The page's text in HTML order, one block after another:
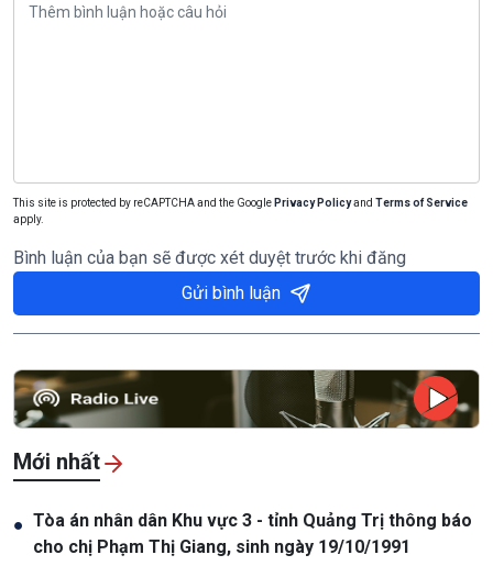
This site is protected by reCAPTCHA and the Google Privacy Policyand Terms of Service
apply.
Bình luận của bạn sẽ được xét duyệt trước khi đăng
Gửi bình luận
Mới nhất
● Tòa án nhân dân Khu vực 3 - tỉnh Quảng Trị thông báo
cho chị Phạm Thị Giang, sinh ngày 19/10/1991